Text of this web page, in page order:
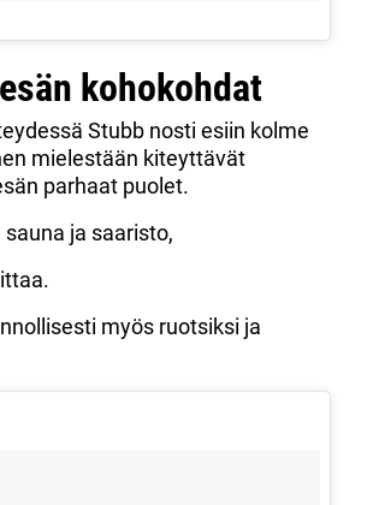
kohokohdat
Stubb nosti esiin kolme
mielestään kiteyttävät
parhaat puolet.
ja saaristo,
myös ruotsiksi ja